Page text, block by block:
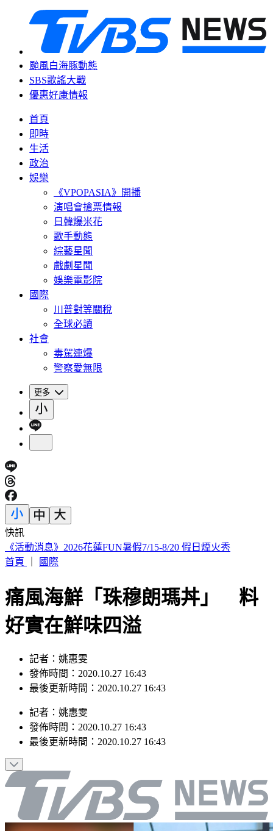
颱風白海豚動態
SBS歌謠大戰
優惠好康情報
首頁
即時
生活
政治
娛樂
《VPOPASIA》開播
演唱會搶票情報
日韓爆米花
歌手動態
綜藝星聞
戲劇星聞
娛樂電影院
國際
川普對等關稅
全球必讀
社會
毒駕連爆
警察愛無限
更多
快訊
駐歐外交官爆霸凌、徐佳青狂出國 他轟：政府官員風紀徹底
棄守
痛風海鮮「珠穆朗瑪丼」 料
好實在鮮味四溢
記者：姚惠雯
發佈時間：2020.10.27 16:43
記者：姚惠雯
發佈時間：2020.10.27 16:43